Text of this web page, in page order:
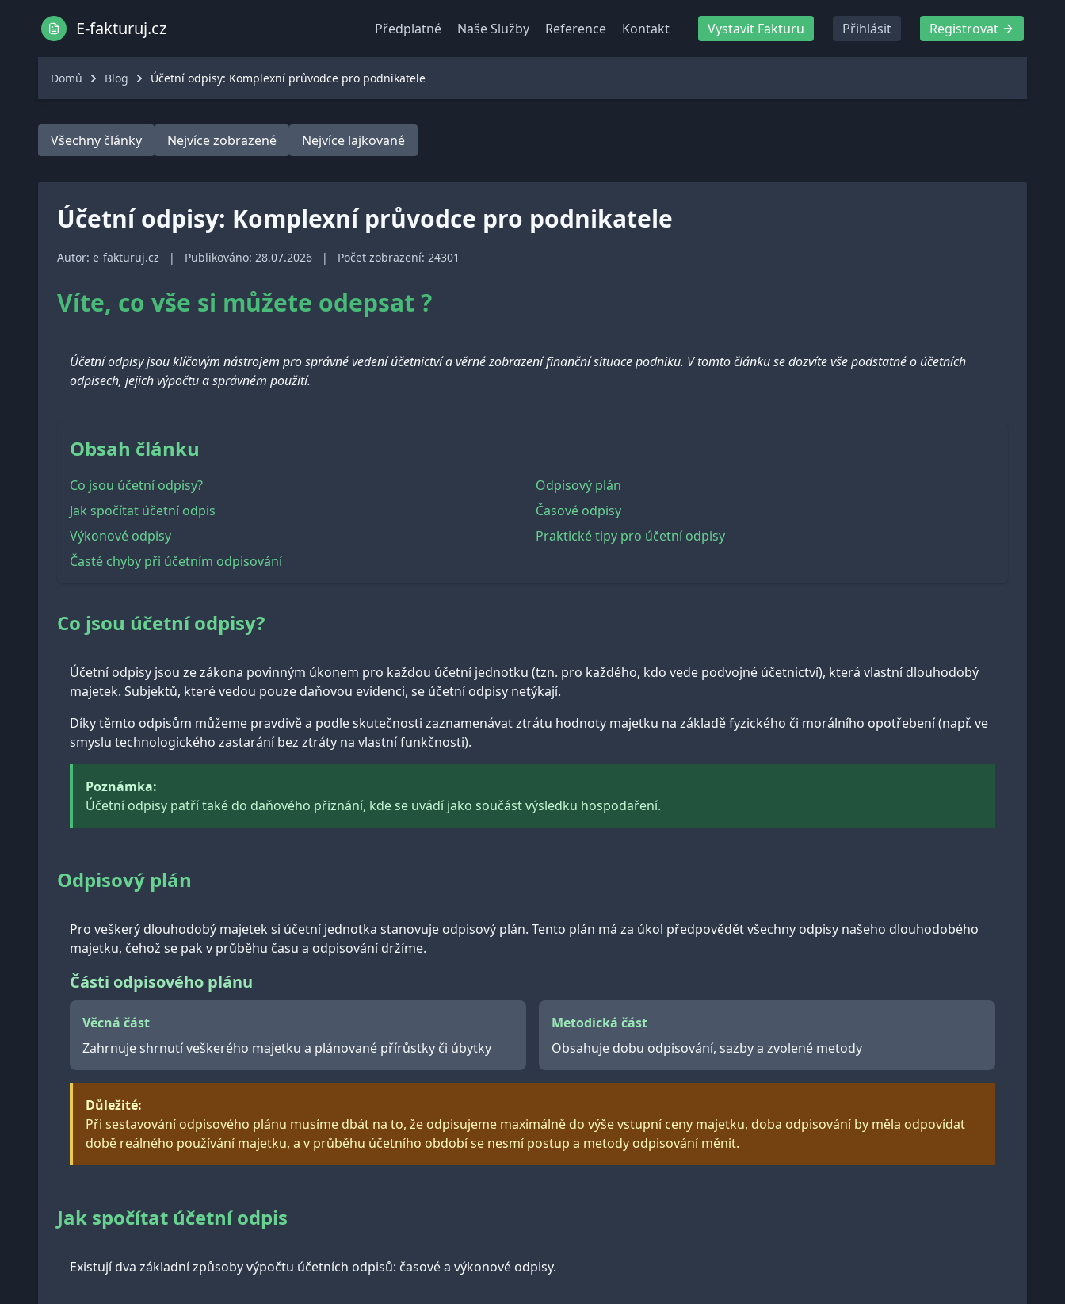
E-fakturuj.cz Předplatné Naše Služby Reference Kontakt Vystavit Fakturu Přihlásit Registrovat
Domů Blog Účetní odpisy: Komplexní průvodce pro podnikatele
Všechny články Nejvíce zobrazené Nejvíce lajkované
Účetní odpisy: Komplexní průvodce pro podnikatele
Autor: e-fakturuj.cz | Publikováno: 28.07.2026 | Počet zobrazení: 24301
Víte, co vše si můžete odepsat ?
Účetní odpisy jsou klíčovým nástrojem pro správné vedení účetnictví a věrné zobrazení finanční situace podniku. V tomto článku se dozvíte vše podstatné o účetních
odpisech, jejich výpočtu a správném použití.
Obsah článku
Co jsou účetní odpisy?
Odpisový plán
Jak spočítat účetní odpis
Časové odpisy
Výkonové odpisy
Praktické tipy pro účetní odpisy
Časté chyby při účetním odpisování
Co jsou účetní odpisy?
Účetní odpisy jsou ze zákona povinným úkonem pro každou účetní jednotku (tzn. pro každého, kdo vede podvojné účetnictví), která vlastní dlouhodobý
majetek. Subjektů, které vedou pouze daňovou evidenci, se účetní odpisy netýkají.
Díky těmto odpisům můžeme pravdivě a podle skutečnosti zaznamenávat ztrátu hodnoty majetku na základě fyzického či morálního opotřebení (např. ve
smyslu technologického zastarání bez ztráty na vlastní funkčnosti).
Poznámka:
Účetní odpisy patří také do daňového přiznání, kde se uvádí jako součást výsledku hospodaření.
Odpisový plán
Pro veškerý dlouhodobý majetek si účetní jednotka stanovuje odpisový plán. Tento plán má za úkol předpovědět všechny odpisy našeho dlouhodobého
majetku, čehož se pak v průběhu času a odpisování držíme.
Části odpisového plánu
Věcná část
Zahrnuje shrnutí veškerého majetku a plánované přírůstky či úbytky
Metodická část
Obsahuje dobu odpisování, sazby a zvolené metody
Důležité:
Při sestavování odpisového plánu musíme dbát na to, že odpisujeme maximálně do výše vstupní ceny majetku, doba odpisování by měla odpovídat
době reálného používání majetku, a v průběhu účetního období se nesmí postup a metody odpisování měnit.
Jak spočítat účetní odpis
Existují dva základní způsoby výpočtu účetních odpisů: časové a výkonové odpisy.